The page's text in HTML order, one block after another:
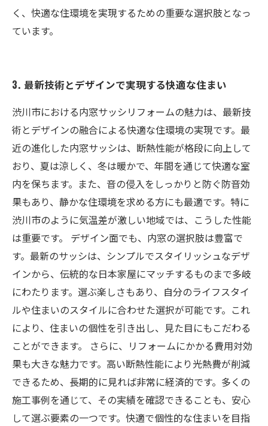
く、快適な住環境を実現するための重要な選択肢となっ
ています。
3. 最新技術とデザインで実現する快適な住まい
渋川市における内窓サッシリフォームの魅力は、最新技
術とデザインの融合による快適な住環境の実現です。最
近の進化した内窓サッシは、断熱性能が格段に向上して
おり、夏は涼しく、冬は暖かで、年間を通じて快適な室
内を保ちます。また、音の侵入をしっかりと防ぐ防音効
果もあり、静かな住環境を求める方にも最適です。特に
渋川市のように気温差が激しい地域では、こうした性能
は重要です。 デザイン面でも、内窓の選択肢は豊富で
す。最新のサッシは、シンプルでスタイリッシュなデザ
インから、伝統的な日本家屋にマッチするものまで多岐
にわたります。選ぶ楽しさもあり、自分のライフスタイ
ルや住まいのスタイルに合わせた選択が可能です。これ
により、住まいの個性を引き出し、見た目にもこだわる
ことができます。 さらに、リフォームにかかる費用対効
果も大きな魅力です。高い断熱性能により光熱費が削減
できるため、長期的に見れば非常に経済的です。多くの
施工事例を通じて、その実績を確認できることも、安心
して選ぶ要素の一つです。快適で個性的な住まいを目指